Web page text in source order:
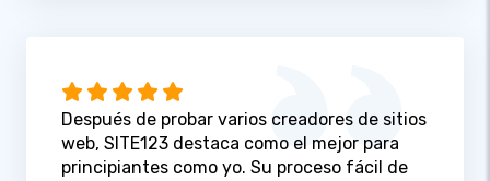
Después de probar varios creadores de sitios
web, SITE123 destaca como el mejor para
principiantes como yo. Su proceso fácil de